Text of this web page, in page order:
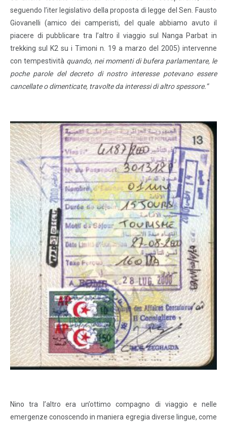
seguendo l’iter legislativo della proposta di legge del Sen. Fausto
Giovanelli (amico dei camperisti, del quale abbiamo avuto il
piacere di pubblicare tra l’altro il viaggio sul Nanga Parbat in
trekking sul K2 su i Timoni n. 19 a marzo del 2005) intervenne
con tempestività quando, nei momenti di bufera parlamentare, le
poche parole del decreto di nostro interesse potevano essere
cancellate o dimenticate, travolte da interessi di altro spessore.”
Nino tra l’altro era un’ottimo compagno di viaggio e nelle
emergenze conoscendo in maniera egregia diverse lingue, come